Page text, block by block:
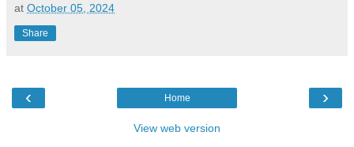
at October 05, 2024
Share
‹ ›
Home
View web version